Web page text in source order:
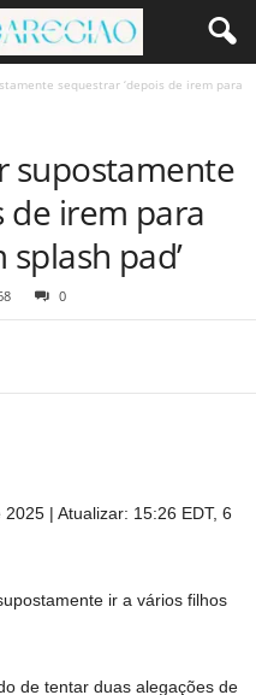
sequestrar ‘depois de irem para
supostamente
de irem para
pad’
0
2025 | Atualizar: 15:26 EDT, 6
ir a vários filhos
de tentar duas alegações de